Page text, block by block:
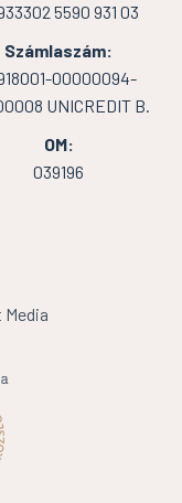
5590 931 03
Számlaszám:
00000094-
UNICREDIT B.
OM:
039196